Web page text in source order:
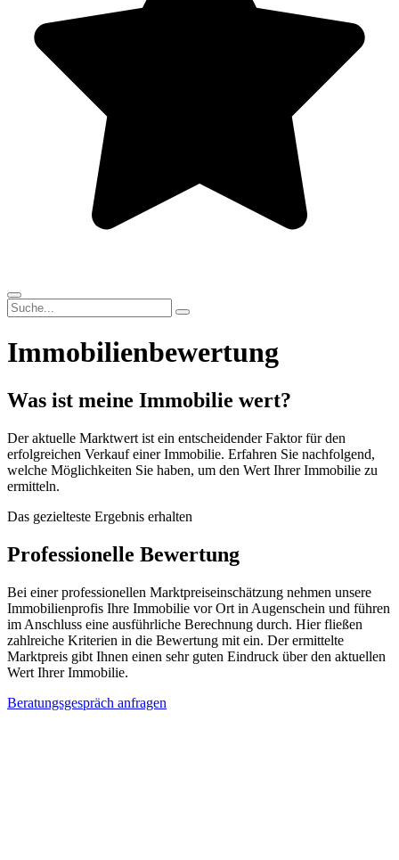
Immobilienbewertung
Was ist meine Immobilie wert?
Der aktuelle Marktwert ist ein entscheidender Faktor für den
erfolgreichen Verkauf einer Immobilie. Erfahren Sie nachfolgend,
welche Möglichkeiten Sie haben, um den Wert Ihrer Immobilie zu
ermitteln.
Das gezielteste Ergebnis erhalten
Professionelle Bewertung
Bei einer professionellen Marktpreiseinschätzung nehmen unsere
Immobilienprofis Ihre Immobilie vor Ort in Augenschein und führen
im Anschluss eine ausführliche Berechnung durch. Hier fließen
zahlreiche Kriterien in die Bewertung mit ein. Der ermittelte
Marktpreis gibt Ihnen einen sehr guten Eindruck über den aktuellen
Wert Ihrer Immobilie.
Beratungsgespräch anfragen